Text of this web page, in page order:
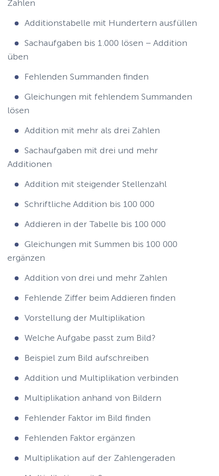
Zahlen
Additionstabelle mit Hundertern ausfüllen
Sachaufgaben bis 1.000 lösen – Addition
üben
Fehlenden Summanden finden
Gleichungen mit fehlendem Summanden
lösen
Addition mit mehr als drei Zahlen
Sachaufgaben mit drei und mehr
Additionen
Addition mit steigender Stellenzahl
Schriftliche Addition bis 100 000
Addieren in der Tabelle bis 100 000
Gleichungen mit Summen bis 100 000
ergänzen
Addition von drei und mehr Zahlen
Fehlende Ziffer beim Addieren finden
Vorstellung der Multiplikation
Welche Aufgabe passt zum Bild?
Beispiel zum Bild aufschreiben
Addition und Multiplikation verbinden
Multiplikation anhand von Bildern
Fehlender Faktor im Bild finden
Fehlenden Faktor ergänzen
Multiplikation auf der Zahlengeraden